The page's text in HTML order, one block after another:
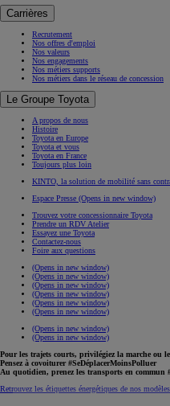
Carrières
Recrutement
Nos offres d'emploi
Nos valeurs
Nos engagements
Nos métiers supports
Nos métiers dans le réseau de concession
Le Groupe Toyota
A propos de nous
Histoire
Toyota en Europe
Toyota et vous
Toyota en France
Toujours plus loin
KINTO, la solution de mobilité sans
Espace Presse (Opens in new window)
Trouvez votre concessionnaire Toyota
Prendre un RDV Atelier
Essayez une Toyota
Contactez-nous
Foire aux questions
(Opens in new window)
(Opens in new window)
(Opens in new window)
(Opens in new window)
(Opens in new window)
(Opens in new window)
(Opens in new window)
(Opens in new window)
Pour les trajets courts, privilégiez la marche ou
Pensez à covoiturer #SeDéplacerMoinsPolluer
Au quotidien, prenez les transports en commun
Retrouvez les étiquettes énergétiques de nos modèles